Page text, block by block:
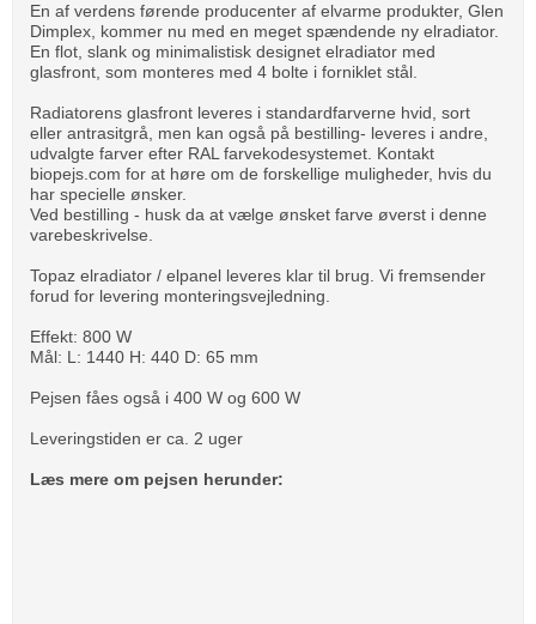
En af verdens førende producenter af elvarme produkter, Glen
Dimplex, kommer nu med en meget spændende ny elradiator.
En flot, slank og minimalistisk designet elradiator med
glasfront, som monteres med 4 bolte i forniklet stål.
Radiatorens glasfront leveres i standardfarverne hvid, sort
eller antrasitgrå, men kan også på bestilling- leveres i andre,
udvalgte farver efter RAL farvekodesystemet. Kontakt
biopejs.com for at høre om de forskellige muligheder, hvis du
har specielle ønsker.
Ved bestilling - husk da at vælge ønsket farve øverst i denne
varebeskrivelse.
Topaz elradiator / elpanel leveres klar til brug. Vi fremsender
forud for levering monteringsvejledning.
Effekt: 800 W
Mål: L: 1440 H: 440 D: 65 mm
Pejsen fåes også i 400 W og 600 W
Leveringstiden er ca. 2 uger
Læs mere om pejsen herunder: